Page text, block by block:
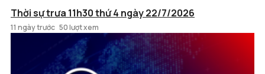
Thời sự trưa 11h30 thứ 4 ngày 22/7/2026
11 ngày trước 50 lượt xem